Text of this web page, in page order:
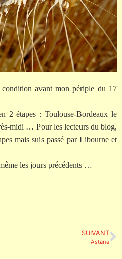
avant mon périple du 17
2 étapes : Toulouse-Bordeaux le
midi … Pour les lecteurs du blog,
mais suis passé par Libourne et
les jours précédents …
SUIVANT
Astana